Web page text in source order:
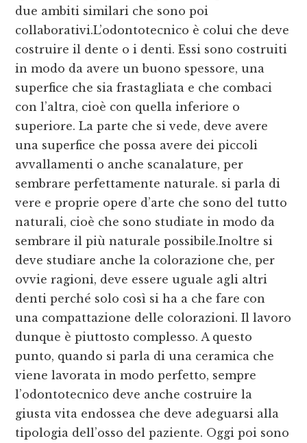
due ambiti similari che sono poi
collaborativi.L’odontotecnico è colui che deve
costruire il dente o i denti. Essi sono costruiti
in modo da avere un buono spessore, una
superfice che sia frastagliata e che combaci
con l’altra, cioè con quella inferiore o
superiore. La parte che si vede, deve avere
una superfice che possa avere dei piccoli
avvallamenti o anche scanalature, per
sembrare perfettamente naturale. si parla di
vere e proprie opere d’arte che sono del tutto
naturali, cioè che sono studiate in modo da
sembrare il più naturale possibile.Inoltre si
deve studiare anche la colorazione che, per
ovvie ragioni, deve essere uguale agli altri
denti perché solo così si ha a che fare con
una compattazione delle colorazioni. Il lavoro
dunque è piuttosto complesso. A questo
punto, quando si parla di una ceramica che
viene lavorata in modo perfetto, sempre
l’odontotecnico deve anche costruire la
giusta vita endossea che deve adeguarsi alla
tipologia dell’osso del paziente. Oggi poi sono